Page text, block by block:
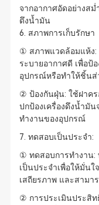
จากอากาศอัดอย่างสม่
ดึงน้ำมัน
6. สภาพการเก็บรักษา
① สภาพแวดล้อมแห้ง:
ระบายอากาศดี เพื่อป้
อุปกรณ์หรือทำให้ชิ้น
② ป้องกันฝุ่น: ใช้ฝาค
ปกป้องเครื่องดึงน้ำมั
ทำงานของอุปกรณ์
7. ทดสอบเป็นประจำ:
① ทดสอบการทำงาน:
เป็นประจำเพื่อให้มั่น
เสถียรภาพ และสาม
② การประเมินประสิ